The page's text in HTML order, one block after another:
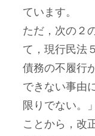
ています。
ただ，次の２
て，現行民法
債務の不履行
できない事由
限りでない。
ことから，改